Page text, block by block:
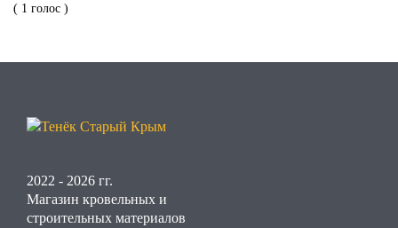
( 1 голос )
2022 - 2026 гг.
Магазин кровельных и
строительных материалов